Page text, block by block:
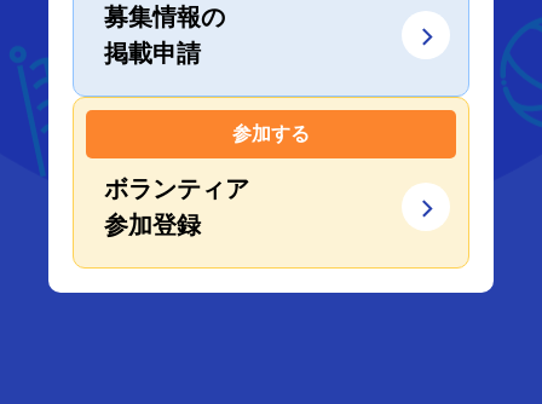
募集情報の
掲載申請
参加する
ボランティア
参加登録